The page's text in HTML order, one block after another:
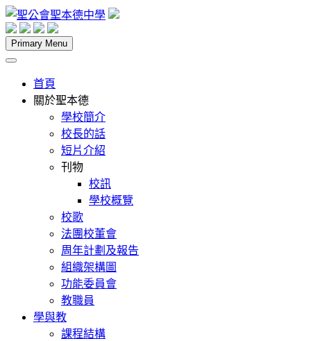
Skip
to
content
聖公會聖本德中學
Primary Menu
首頁
關於聖本德
學校簡介
校長的話
短片介紹
刊物
校訊
學校概覽
校歌
法團校董會
周年計劃及報告
組織架構圖
功能委員會
教職員
學與教
課程結構